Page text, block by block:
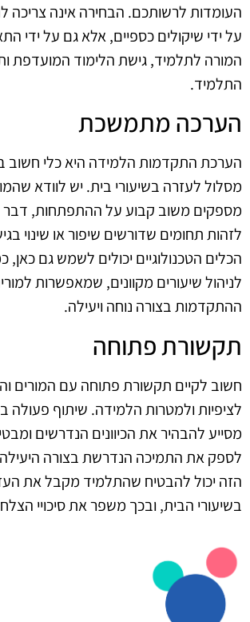
העומדות לרשותכם. הבחירה אינה צריכה
על ידי שיקולים כספיים, אלא גם על ידי
המורה לתלמיד, גישת הלימוד המועדפת
התלמיד.
הערכה מתמשכת
הערכת התקדמות הלמידה היא כלי חשוב
מסלול לעזרה בשיעורי בית. יש לוודא
מספקים משוב קבוע על ההתפתחות, דבר
לזהות תחומים שדורשים שיפור או שינוי
הכלים הטכנולוגיים יכולים לשמש גם כאן,
לניהול שיעורים מקוונים, שמאפשרות
ההתקדמות בצורה נוחה ויעילה.
תקשורת פתוחה
חשוב לקיים תקשורת פתוחה עם המורים
לציפיות ולמטרות הלמידה. שיתוף פעולה
מסייע להבהיר את הכיוונים הנדרשים
לספק את התמיכה הנדרשת בצורה היעילה
הזה יכול להבטיח שהתלמיד מקבל את
בשיעורי הבית, ובכך משפר את סיכויי